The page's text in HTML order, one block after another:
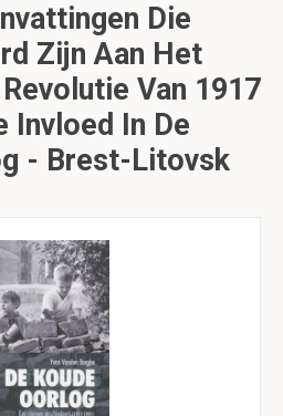
Die
Zijn Aan Het
Van 1917
Invloed In De
- Brest-Litovsk